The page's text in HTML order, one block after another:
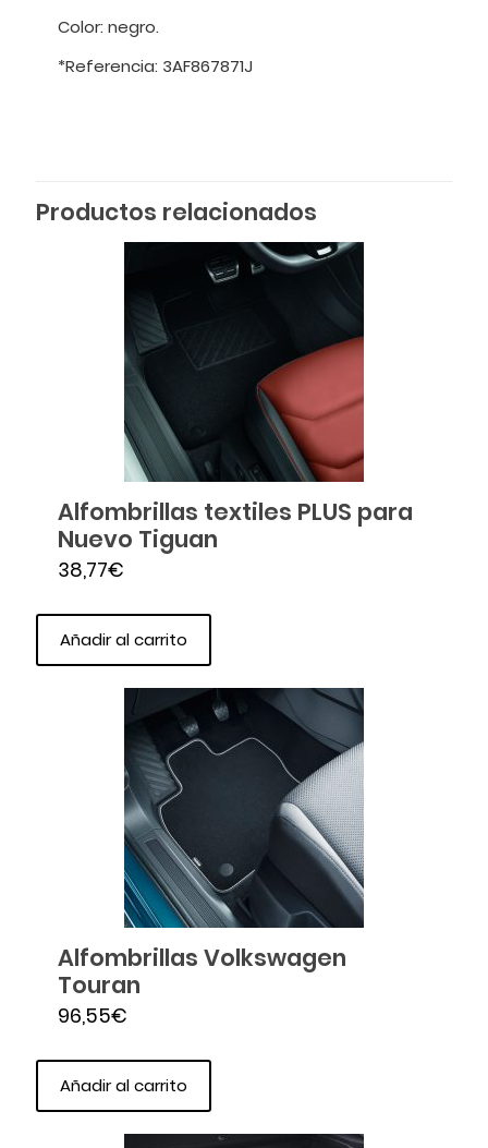
Color: negro.
*Referencia: 3AF867871J
Productos relacionados
Alfombrillas textiles PLUS para
Nuevo Tiguan
38,77€
Añadir al carrito
Alfombrillas Volkswagen
Touran
96,55€
Añadir al carrito